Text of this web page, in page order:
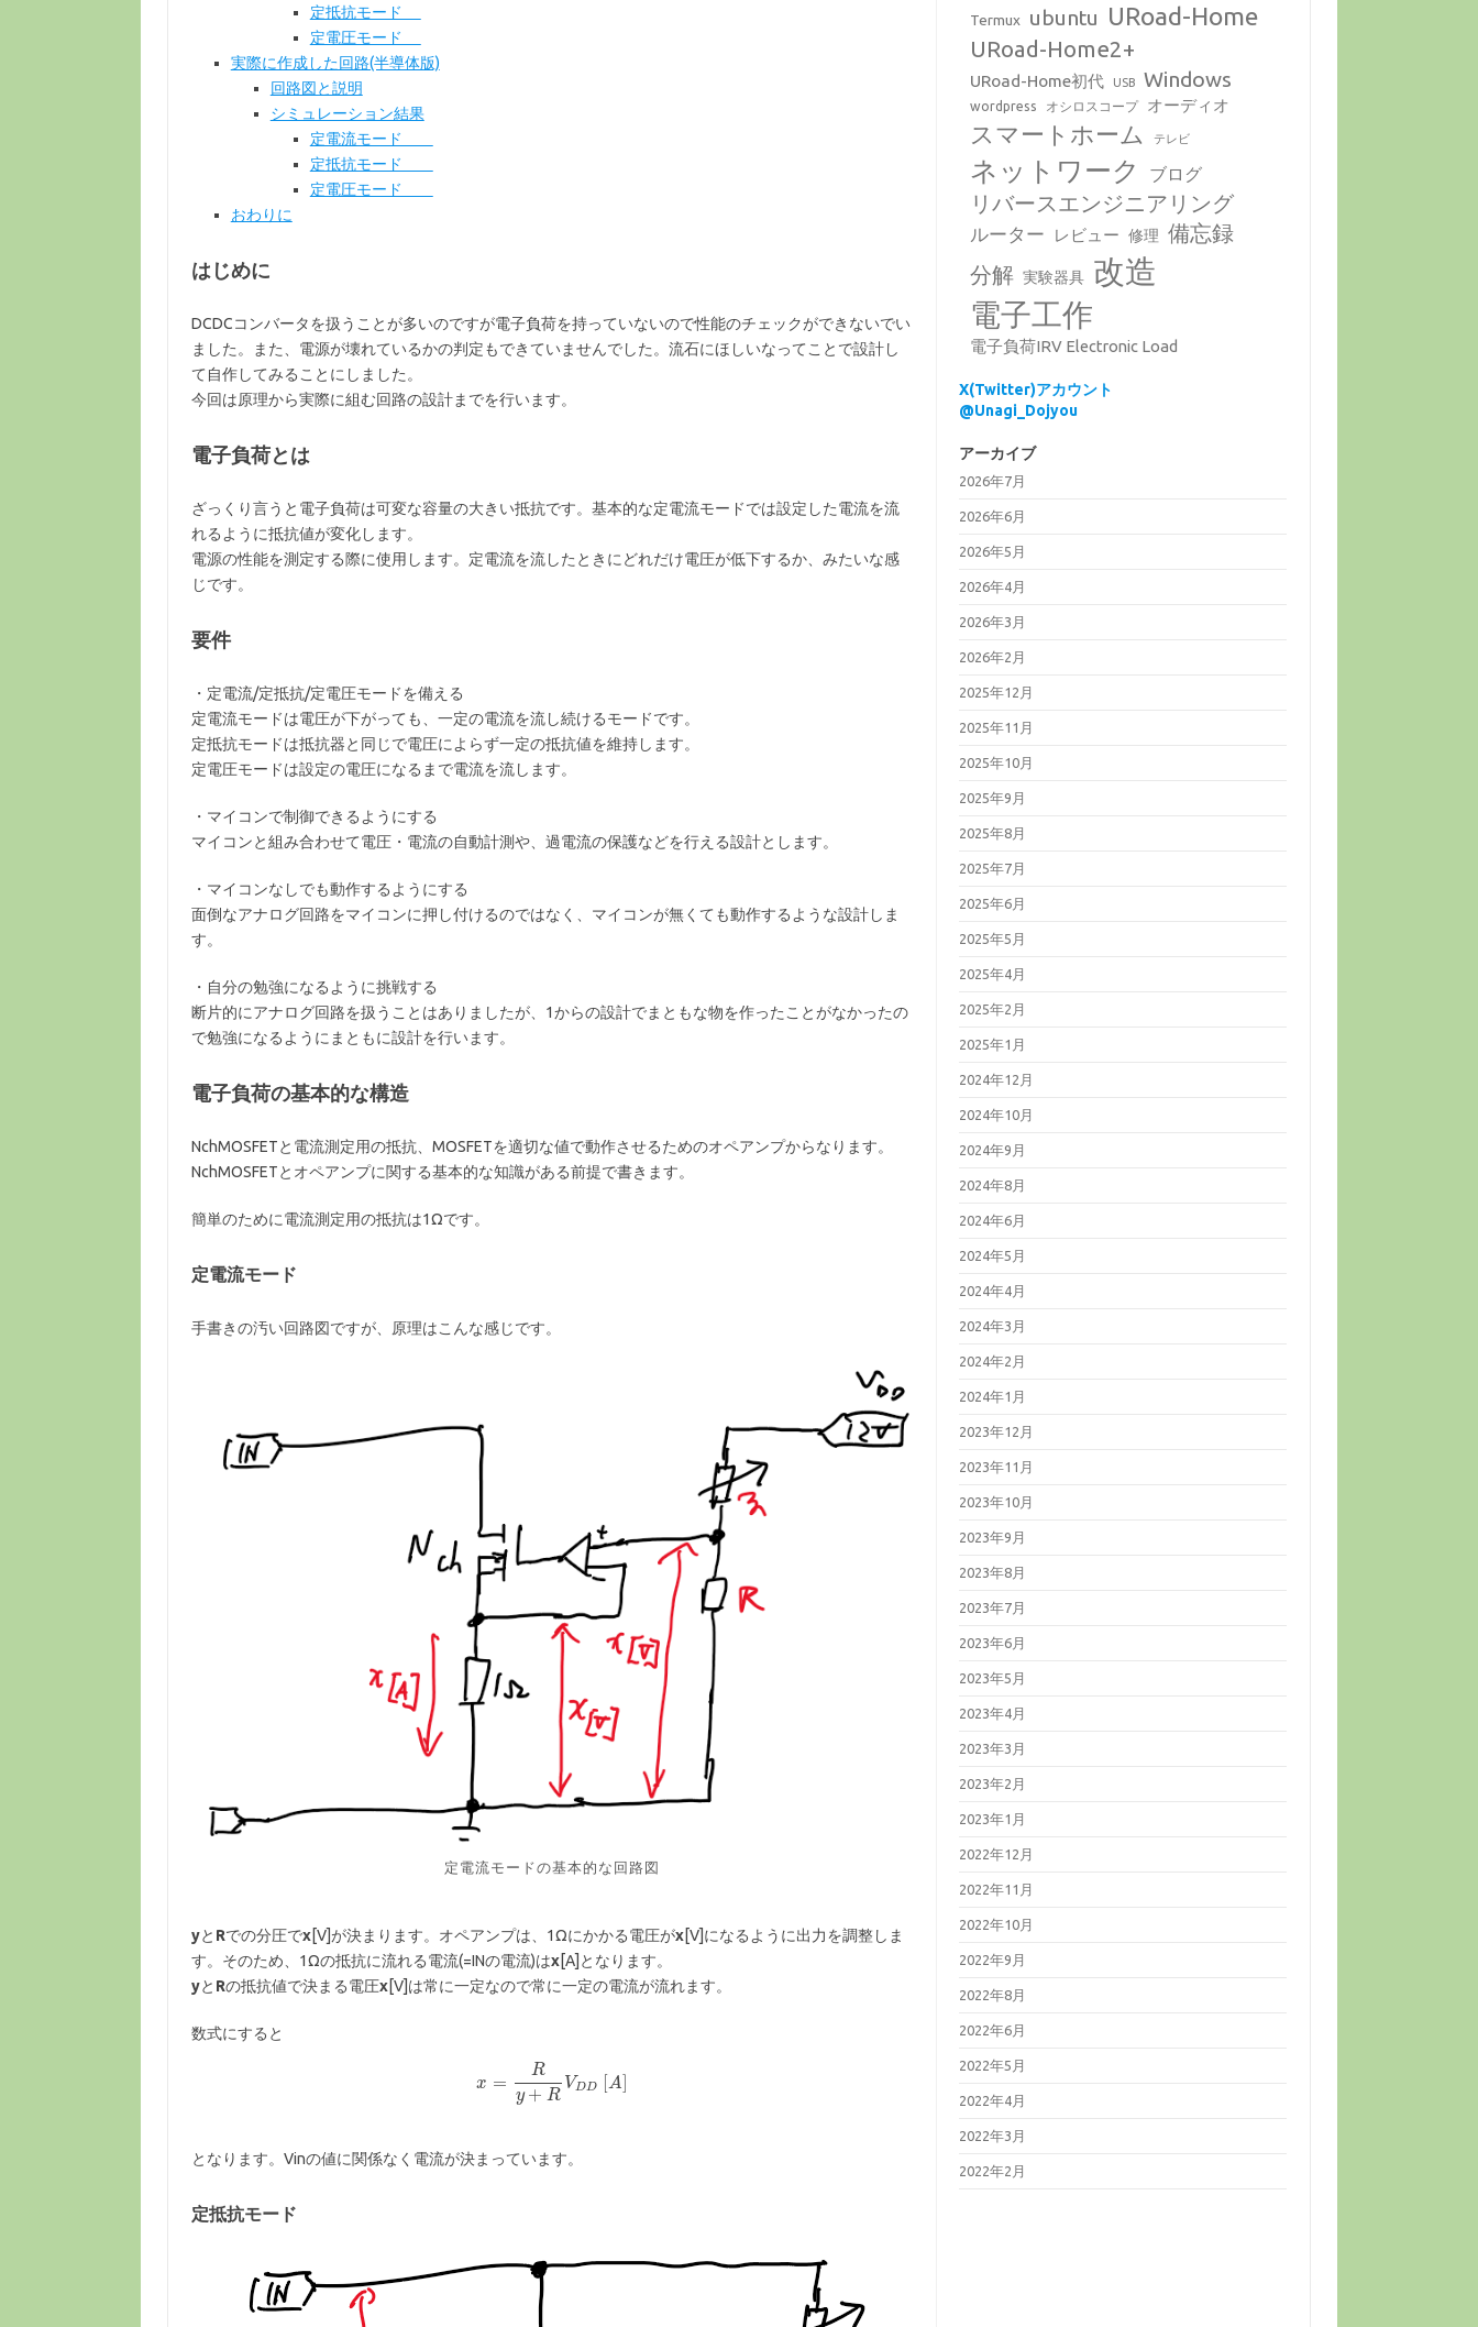
定抵抗モード
定電圧モード
実際に作成した回路(半導体版)
回路図と説明
シミュレーション結果
定電流モード
定抵抗モード
定電圧モード
おわりに
はじめに
DCDCコンバータを扱うことが多いのですが電子負荷を持っていないので性能のチェックができないでい
ました。また、電源が壊れているかの判定もできていませんでした。流石にほしいなってことで設計し
て自作してみることにしました。
今回は原理から実際に組む回路の設計までを行います。
電子負荷とは
ざっくり言うと電子負荷は可変な容量の大きい抵抗です。基本的な定電流モードでは設定した電流を流
れるように抵抗値が変化します。
電源の性能を測定する際に使用します。定電流を流したときにどれだけ電圧が低下するか、みたいな感
じです。
要件
・定電流/定抵抗/定電圧モードを備える
定電流モードは電圧が下がっても、一定の電流を流し続けるモードです。
定抵抗モードは抵抗器と同じで電圧によらず一定の抵抗値を維持します。
定電圧モードは設定の電圧になるまで電流を流します。
・マイコンで制御できるようにする
マイコンと組み合わせて電圧・電流の自動計測や、過電流の保護などを行える設計とします。
・マイコンなしでも動作するようにする
面倒なアナログ回路をマイコンに押し付けるのではなく、マイコンが無くても動作するような設計しま
す。
・自分の勉強になるように挑戦する
断片的にアナログ回路を扱うことはありましたが、1からの設計でまともな物を作ったことがなかったの
で勉強になるようにまともに設計を行います。
電子負荷の基本的な構造
NchMOSFETと電流測定用の抵抗、MOSFETを適切な値で動作させるためのオペアンプからなります。
NchMOSFETとオペアンプに関する基本的な知識がある前提で書きます。
簡単のために電流測定用の抵抗は1Ωです。
定電流モード
手書きの汚い回路図ですが、原理はこんな感じです。
定電流モードの基本的な回路図
yと Rでの分圧でx[V]が決まります。オペアンプは、1Ωにかかる電圧がx[V]になるように出力を調整しま
す。そのため、1Ωの抵抗に流れる電流(=INの電流)はx[A]となります。
yと Rの抵抗値で決まる電圧x[V]は常に一定なので常に一定の電流が流れます。
数式にすると
x =
R
y + R
VDD [A]
となります。Vinの値に関係なく電流が決まっています。
定抵抗モード
Termux ubuntu URoad-Home
URoad-Home2+
URoad-Home初代 USB Windows
wordpress オシロスコープ オーディオ
スマートホーム テレビ
ネットワーク ブログ
リバースエンジニアリング
ルーター レビュー 修理 備忘録
分解 実験器具 改造
電子工作
電子負荷IRV Electronic Load
X(Twitter)アカウント
@Unagi_Dojyou
アーカイブ
2026年7月
2026年6月
2026年5月
2026年4月
2026年3月
2026年2月
2025年12月
2025年11月
2025年10月
2025年9月
2025年8月
2025年7月
2025年6月
2025年5月
2025年4月
2025年2月
2025年1月
2024年12月
2024年10月
2024年9月
2024年8月
2024年6月
2024年5月
2024年4月
2024年3月
2024年2月
2024年1月
2023年12月
2023年11月
2023年10月
2023年9月
2023年8月
2023年7月
2023年6月
2023年5月
2023年4月
2023年3月
2023年2月
2023年1月
2022年12月
2022年11月
2022年10月
2022年9月
2022年8月
2022年6月
2022年5月
2022年4月
2022年3月
2022年2月